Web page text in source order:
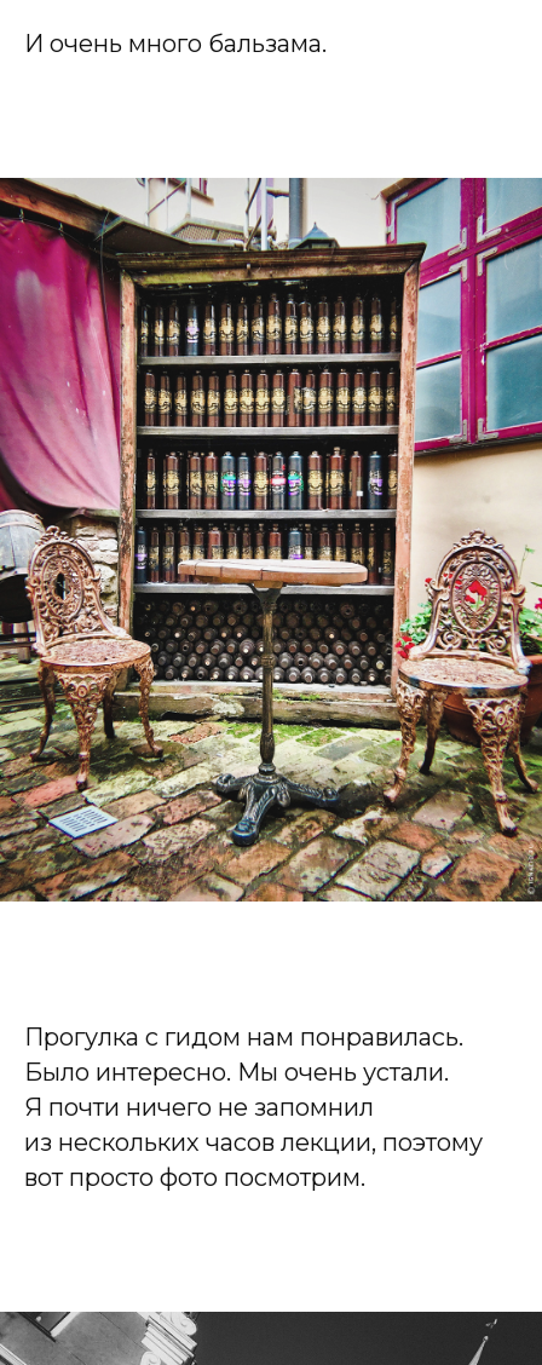
И очень много бальзама.
Прогулка с гидом нам понравилась.
Было интересно. Мы очень устали.
Я почти ничего не запомнил
из нескольких часов лекции, поэтому
вот просто фото посмотрим.